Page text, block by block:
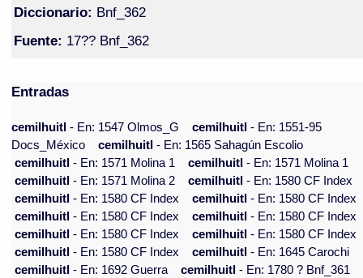
Diccionario: Bnf_362
Fuente: 17?? Bnf_362
Entradas
cemilhuitl- En: 1547 Olmos_G cemilhuitl- En: 1551-95
Docs_México
cemilhuitl- En: 1565 Sahagún Escolio
cemilhuitl- En: 1571 Molina 1 cemilhuitl- En: 1571 Molina 1
cemilhuitl- En: 1571 Molina 2 cemilhuitl- En: 1580 CF Index
cemilhuitl- En: 1580 CF Index cemilhuitl- En: 1580 CF Index
cemilhuitl- En: 1580 CF Index cemilhuitl- En: 1580 CF Index
cemilhuitl- En: 1580 CF Index cemilhuitl- En: 1580 CF Index
cemilhuitl- En: 1580 CF Index cemilhuitl- En: 1645 Carochi
cemilhuitl- En: 1692 Guerra cemilhuitl- En: 1780 ? Bnf_361